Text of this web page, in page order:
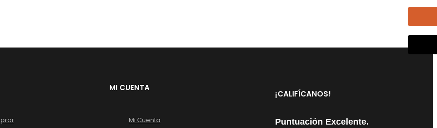
en este sitio web, para administrar el acceso a su cuenta y para
política de privacidad.
Registrarse
MI CUENTA
Mi Cuenta
¡CALIFÍCANOS!
Puntuación Excelente.